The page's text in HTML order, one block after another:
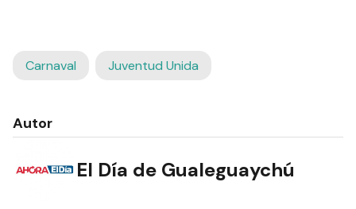
Carnaval Juventud Unida
Autor
El Día de Gualeguaychú